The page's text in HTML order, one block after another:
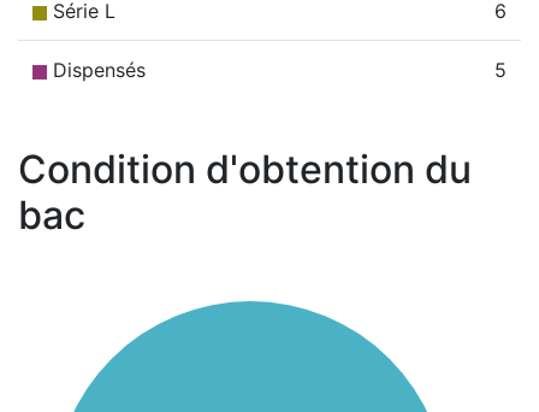
Série L 6
Dispensés 5
Condition d'obtention du
bac